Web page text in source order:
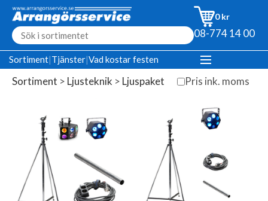
0 kr
08-774 14 00
Sortiment|Tjänster|Vad kostar festen
Sortiment > Ljusteknik > Ljuspaket Pris ink. moms